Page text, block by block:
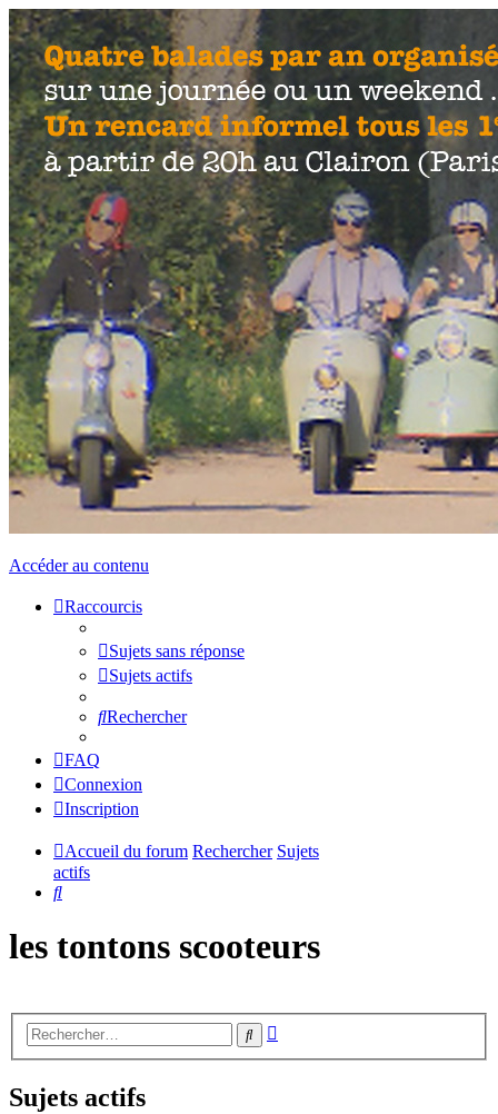
Accéder au contenu
Raccourcis
Sujets sans réponse
Sujets actifs
Rechercher
FAQ
Connexion
Inscription
Accueil du forum Rechercher Sujets
actifs
Rechercher
les tontons scooteurs
Rechercher
Sujets actifs